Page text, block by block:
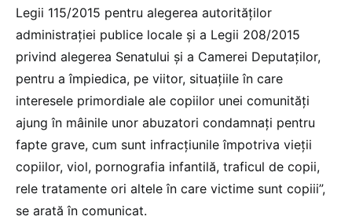
Legii 115/2015 pentru alegerea autorităţilor
administraţiei publice locale şi a Legii 208/2015
privind alegerea Senatului şi a Camerei Deputaţilor,
pentru a împiedica, pe viitor, situaţiile în care
interesele primordiale ale copiilor unei comunităţi
ajung în mâinile unor abuzatori condamnaţi pentru
fapte grave, cum sunt infracţiunile împotriva vieţii
copiilor, viol, pornografia infantilă, traficul de copii,
rele tratamente ori altele în care victime sunt copiii”,
se arată în comunicat.